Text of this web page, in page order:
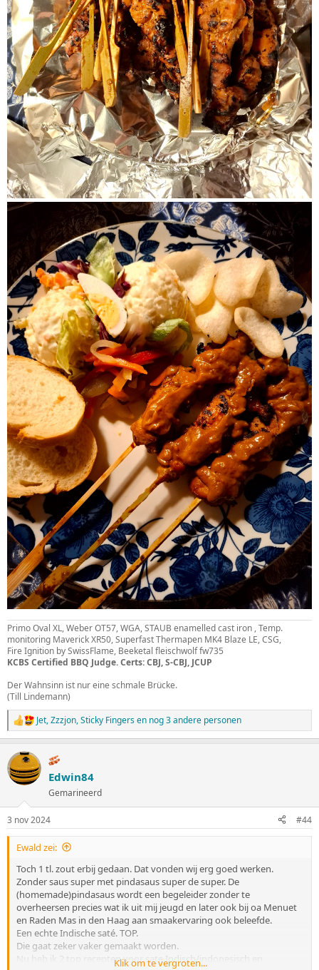
Primo Oval XL, Weber OT57, WGA, STAUB enamelled cast iron , Temp.
monitoring Maverick XR50, Superfast Thermapen MK4 Blaze LE, CSG,
Fire Ignition by SwissFlame, Beeketal fleischwolf fw735
KCBS Certified BBQ Judge. Certs: CBJ, S-CBJ, JCUP
Der Wahnsinn ist nur eine schmale Brücke.
(Till Lindemann)
W
a
r
d
e
i
n
g
e
Jet,Zzzjon,Sticky Fingersen nog 3 andere personen
Edwin84
Gemarineerd
3 nov 2024 #44
Ewald zei:
Toch 1 tl. zout erbij gedaan. Dat vonden wij erg goed werken.
Zonder saus super met pindasaus super de super. De
(homemade)pindasaus wordt een begeleider zonder te
overheersen precies wat ik uit mij jeugd en later ook bij oa Menuet
en Raden Mas in den Haag aan smaakervaring ook beleefde.
Een echte Indische saté. TOP.
Die gaat zeker vaker gemaakt worden.
Nu heb ik 2 top recepten voor sate Indisch/indonesisch en
Klik om te vergroten...